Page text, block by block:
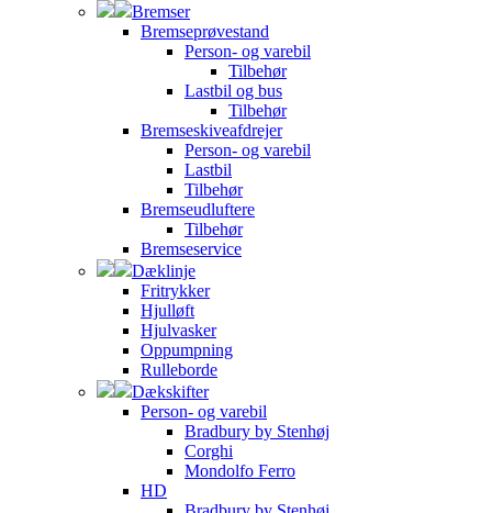
Bremser
Bremseprøvestand
Person- og varebil
Tilbehør
Lastbil og bus
Tilbehør
Bremseskiveafdrejer
Person- og varebil
Lastbil
Tilbehør
Bremseudluftere
Tilbehør
Bremseservice
Dæklinje
Fritrykker
Hjulløft
Hjulvasker
Oppumpning
Rulleborde
Dækskifter
Person- og varebil
Bradbury by Stenhøj
Corghi
Mondolfo Ferro
HD